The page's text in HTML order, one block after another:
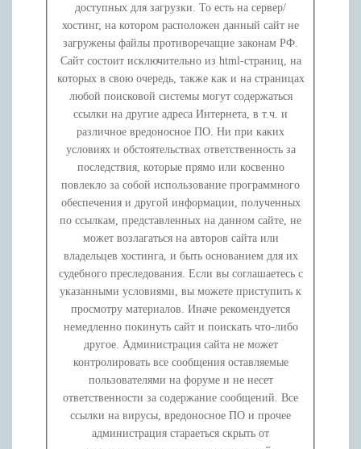
доступных для загрузки. То есть на сервер/
хостинг, на котором расположен данный сайт не
загружены файлы противоречащие законам РФ.
Сайт состоит исключительно из html-страниц, на
которых в свою очередь, также как и на страницах
любой поисковой системы могут содержаться
ссылки на другие адреса Интернета, в т.ч. и
различное вредоносное ПО. Ни при каких
условиях и обстоятельствах ответственность за
последствия, которые прямо или косвенно
повлекло за собой использование программного
обеспечения и другой информации, полученных
по ссылкам, представленных на данном сайте, не
может возлагаться на авторов сайта или
владельцев хостинга, и быть основанием для их
судебного преследования. Если вы соглашаетесь с
указанными условиями, вы можете приступить к
просмотру материалов. Иначе рекомендуется
немедленно покинуть сайт и поискать что-либо
другое. Администрация сайта не может
контролировать все сообщения оставляемые
пользователями на форуме и не несет
ответственности за содержание сообщений. Все
ссылки на вирусы, вредоносное ПО и прочее
администрация стараеться скрыть от